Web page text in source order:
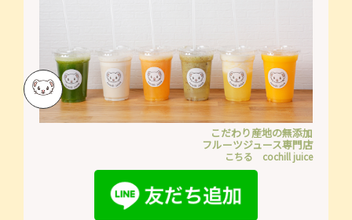
こだわり産地の無添加
フルーツジュース専門店
こちる cochill juice